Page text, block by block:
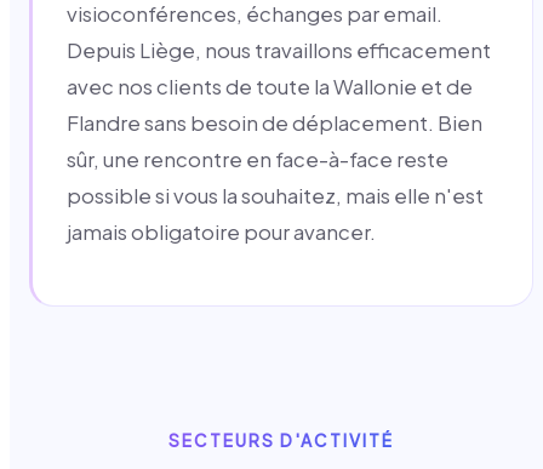
visioconférences, échanges par email.
Depuis Liège, nous travaillons efficacement
avec nos clients de toute la Wallonie et de
Flandre sans besoin de déplacement. Bien
sûr, une rencontre en face-à-face reste
possible si vous la souhaitez, mais elle n'est
jamais obligatoire pour avancer.
SECTEURS D'ACTIVITÉ